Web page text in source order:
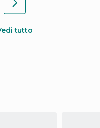
tutto